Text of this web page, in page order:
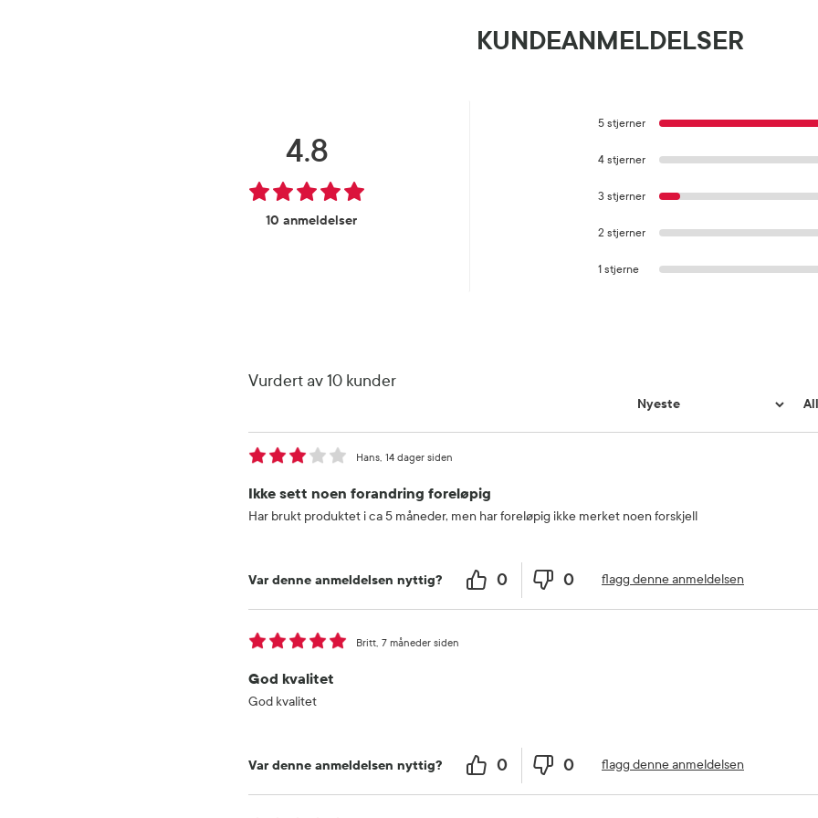
KUNDEANMELDELSER
4.8
10 anmeldelser
5 stjerner
4 stjerner
3 stjerner
2 stjerner
1 stjerne
Vurdert av 10 kunder
Ikke sett noen forandring foreløpig
14 dager siden
Hans
Har brukt produktet i ca 5 måneder, men har foreløpig ikke merket noen forskjell
Var denne anmeldelsen nyttig? 0 0 flagg denne anmeldelsen
God kvalitet
7 måneder siden
Britt
God kvalitet
Var denne anmeldelsen nyttig? 0 0 flagg denne anmeldelsen